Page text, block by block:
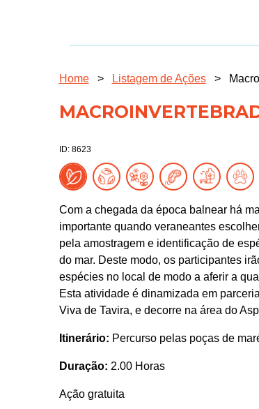
Home > Listagem de Ações >
ID: 8623
Com a chegada da época balnear há
importante quando veraneantes
pela amostragem e identificação de
do mar. Deste modo, os participantes
espécies no local de modo a aferir a
Esta atividade é dinamizada em
Viva de Tavira, e decorre na área do
Itinerário: Percurso pelas poças de
Duração: 2.00 Horas
Ação gratuita